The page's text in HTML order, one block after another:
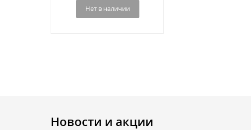
Нет в наличии
Новости и акции